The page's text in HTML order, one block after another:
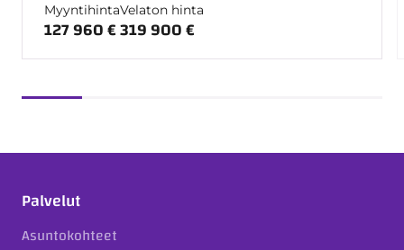
Myyntihinta
127 960 €
Velaton hinta
319 900 €
Palvelut
Asuntokohteet